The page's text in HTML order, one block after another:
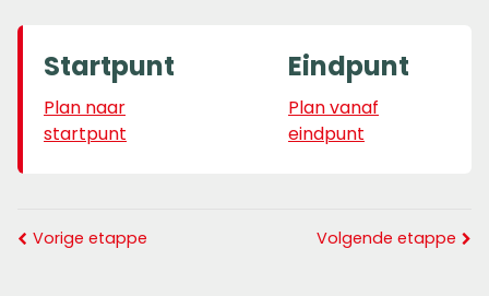
Startpunt
Plan naar
startpunt
Eindpunt
Plan vanaf
eindpunt
Vorige etappe Volgende etappe